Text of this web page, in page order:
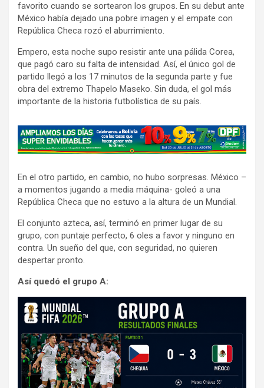
favorito cuando se sortearon los grupos. En su debut ante
México había dejado una pobre imagen y el empate con
República Checa rozó el aburrimiento.
Empero, esta noche supo resistir ante una pálida Corea,
que pagó caro su falta de intensidad. Así, el único gol de
partido llegó a los 17 minutos de la segunda parte y fue
obra del extremo Thapelo Maseko. Sin duda, el gol más
importante de la historia futbolística de su país.
A
d
e
r
t
i
s
e
e
n
t
:
En el otro partido, en cambio, no hubo sorpresas. México –
a momentos jugando a media máquina- goleó a una
República Checa que no estuvo a la altura de un Mundial.
El conjunto azteca, así, terminó en primer lugar de su
grupo, con puntaje perfecto, 6 oles a favor y ninguno en
contra. Un sueño del que, con seguridad, no quieren
despertar pronto.
Así quedó el grupo A: